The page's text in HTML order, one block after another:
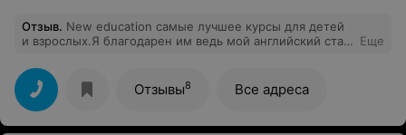
Отзыв. New education самые лучшее курсы для детей
и взрослых.Я благодарен им ведь мой английский стал
Еще
Отзывы8 Все адреса